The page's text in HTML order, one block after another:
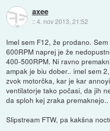
axee
::4. nov 2013, 21:52
Imel sem F12, že prodano.
600RPM naprej je že
400-500RPM. Ni ravno
ampak je biu dober.. imel sem
zvok motorčka, kar je kar
ventilatorje tako počasi, da jih
da sploh kej zraka premaknejo..
Slipstream FTW, pa kakšna